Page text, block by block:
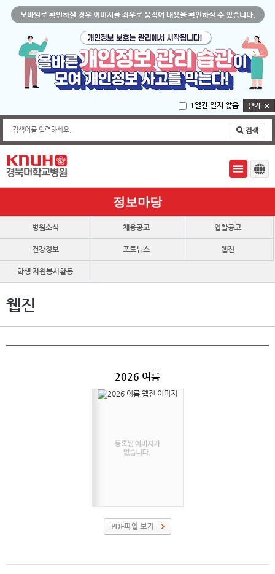
모바일로 확인하실 경우 이미지를 좌우로 움직여 내용을 확인하실 수 있습니다.
1일간 열지 않음
검색어를 입력하세요.
정보마당
병원소식 채용공고 입찰공고
건강정보 포토뉴스 웹진
학생 자원봉사활동
웹진
2026 여름